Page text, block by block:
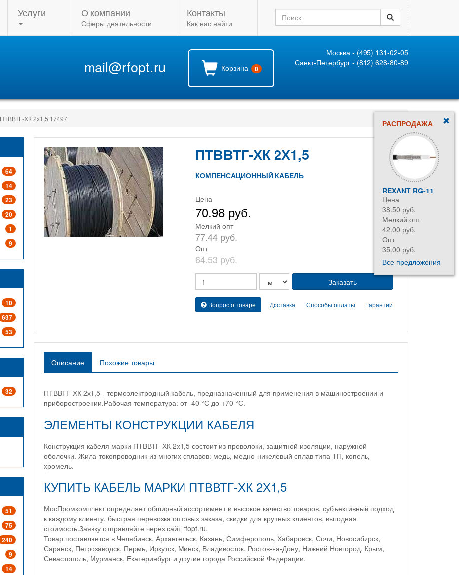
Услуги О компании
Сферы деятельности
Контакты
Как нас найти
mail@rfopt.ru Корзина 0
Москва - (495) 131-02-05
Санкт-Петербург - (812) 628-80-89
РАСПРОДАЖА
REXANT RG-11
Цена
38.50 руб.
Мелкий опт
42.00 руб.
Опт
35.00 руб.
Все предложения
ПТВВТГ-ХК 2х1,5 17497
64
14
23
20
1
9
10
637
53
32
51
75
240
9
14
ПТВВТГ-ХК 2Х1,5
КОМПЕНСАЦИОННЫЙ КАБЕЛЬ
Цена
70.98 руб.
Мелкий опт
77.44 руб.
Опт
64.53 руб.
Вопрос о товаре Гарантии
Способы оплаты
Доставка
Описание Похожие товары
ПТВВТГ-ХК 2х1,5 - термоэлектродный кабель, предназначенный для применения в машиностроении и
приборостроении.Рабочая температура: от -40 °С до +70 °С.
ЭЛЕМЕНТЫ КОНСТРУКЦИИ КАБЕЛЯ
Конструкция кабеля марки ПТВВТГ-ХК 2х1,5 состоит из проволоки, защитной изоляции, наружной
оболочки. Жила-токопроводник из многих сплавов: медь, медно-никелевый сплав типа ТП, копель,
хромель.
КУПИТЬ КАБЕЛЬ МАРКИ ПТВВТГ-ХК 2Х1,5
МосПромкомплект определяет обширный ассортимент и высокое качество товаров, субъективный подход
к каждому клиенту, быстрая перевозка оптовых заказа, скидки для крупных клиентов, выгодная
стоимость.Заявку отправляйте через сайт rfopt.ru.
Товар поставляется в Челябинск, Архангельск, Казань, Симферополь, Хабаровск, Сочи, Новосибирск,
Саранск, Петрозаводск, Пермь, Иркутск, Минск, Владивосток, Ростов-на-Дону, Нижний Новгород, Крым,
Севастополь, Мурманск, Екатеринбург и другие города Российской Федерации.